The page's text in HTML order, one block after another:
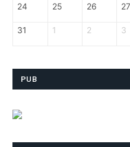
24 25 26 27
31 1 2 3
PUB